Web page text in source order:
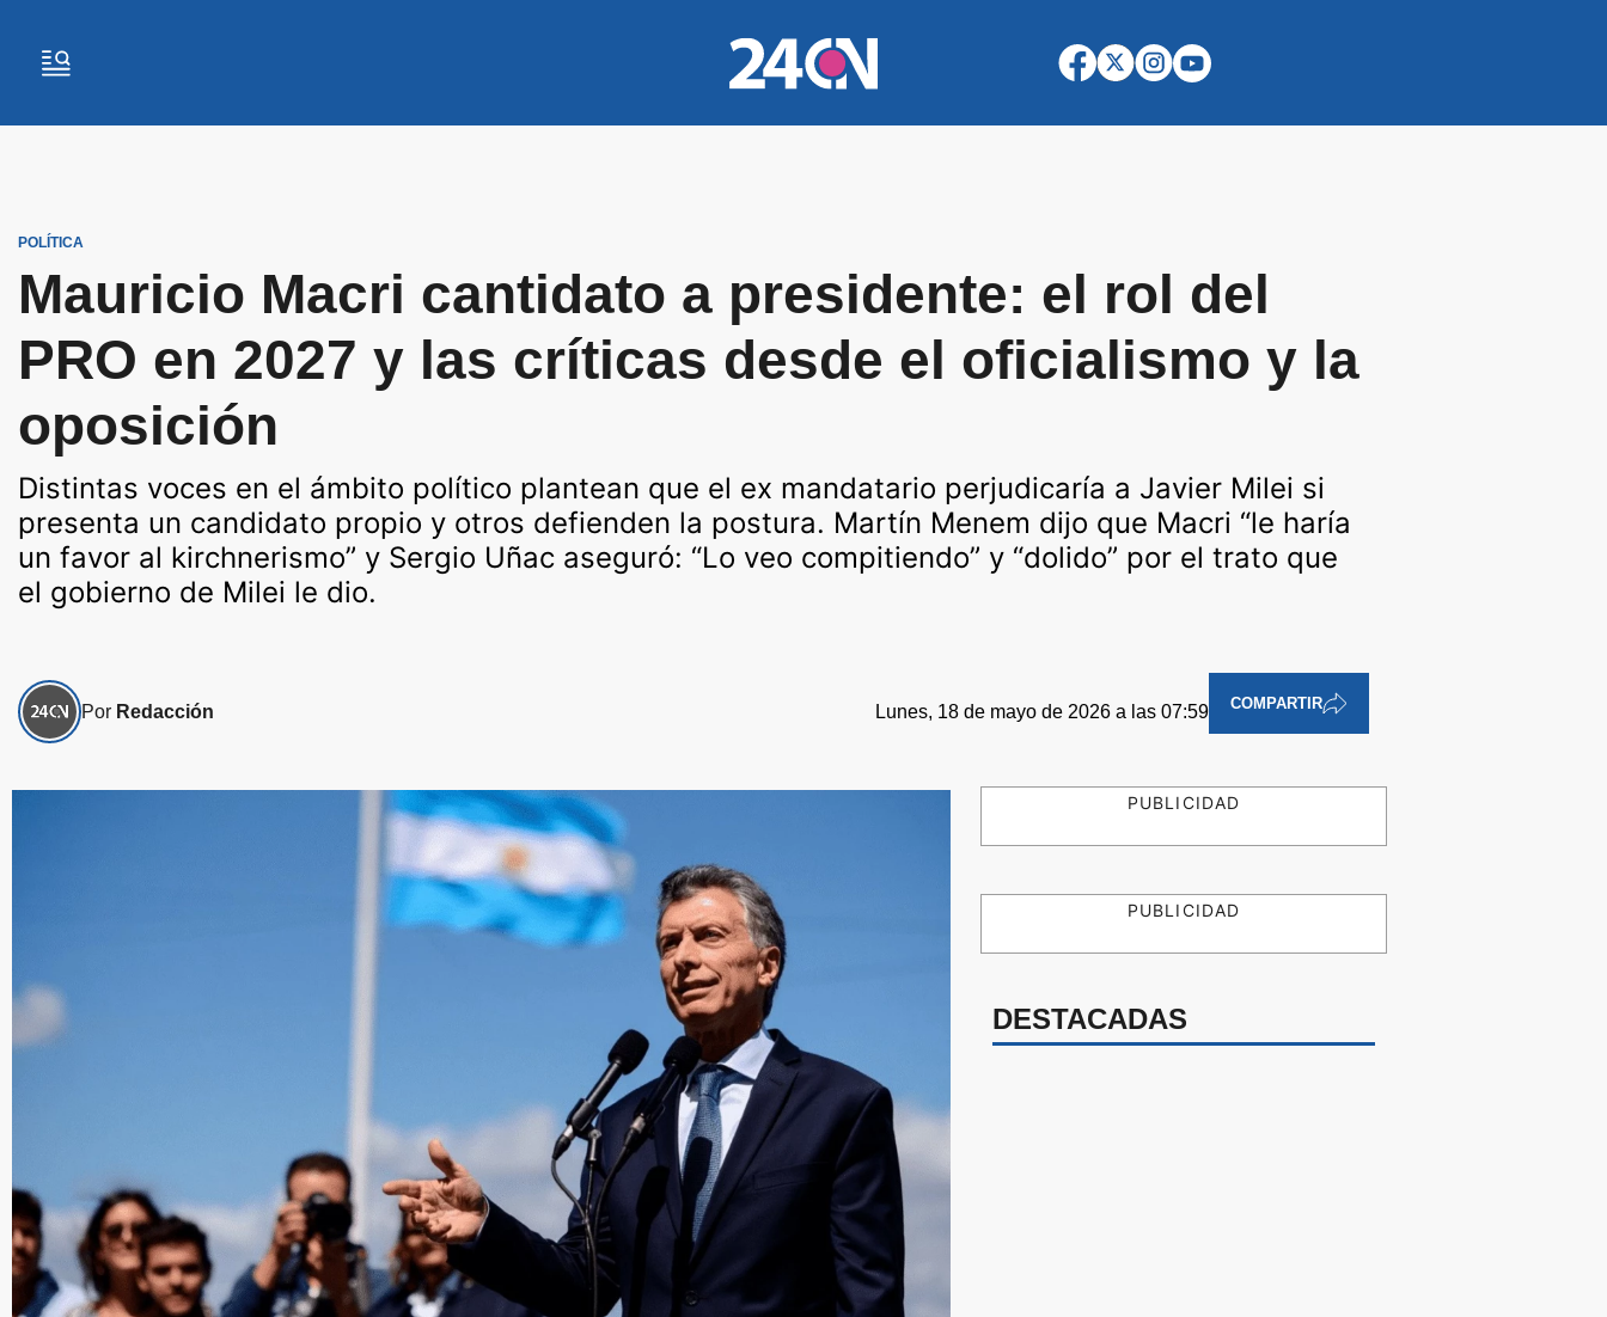
POLÍTICA
Mauricio Macri cantidato a presidente: el rol del
PRO en 2027 y las críticas desde el oficialismo y la
oposición
Distintas voces en el ámbito político plantean que el ex mandatario perjudicaría a Javier Milei si
presenta un candidato propio y otros defienden la postura. Martín Menem dijo que Macri “le haría
un favor al kirchnerismo” y Sergio Uñac aseguró: “Lo veo compitiendo” y “dolido” por el trato que
el gobierno de Milei le dio.
Por Redacción Lunes, 18 de mayo de 2026 a las 07:59 COMPARTIR
PUBLICIDAD
PUBLICIDAD
DESTACADAS